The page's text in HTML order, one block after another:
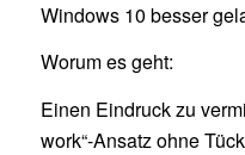
Windows 10 besser
Worum es geht:
Einen Eindruck zu
work“-Ansatz ohne